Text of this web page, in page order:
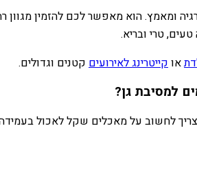
ומאמץ. הוא מאפשר לכם להזמין
טרי ובריא.
או קייטרינג לאירועים קטנים וגדולים.
למסיבת גן?
לחשוב על מאכלים שקל לאכול